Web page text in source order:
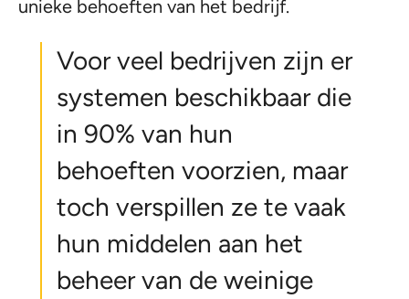
unieke behoeften van het bedrijf.
Voor veel bedrijven zijn er
systemen beschikbaar die
in 90% van hun
behoeften voorzien, maar
toch verspillen ze te vaak
hun middelen aan het
beheer van de weinige